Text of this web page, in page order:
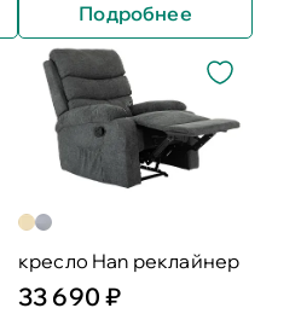
Подробнее
кресло Han реклайнер
33 690 ₽